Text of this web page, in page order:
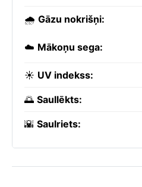
🌧️ Gāzu nokrišņi:
☁️ Mākoņu sega:
☀️ UV indekss:
🌅 Saullēkts:
🌇 Saulriets: